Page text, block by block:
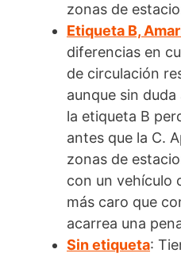
zonas de
Etiqueta B,
diferencias en
de circulación
aunque sin
la etiqueta B
antes que la C.
zonas de
con un vehículo
más caro que
acarrea una
Sin etiqueta: